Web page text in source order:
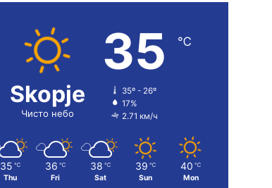
Skopje
Чисто небо
35 ℃
35º - 26º
17%
2.71 км/ч
35 ℃
Thu
36 ℃
Fri
38 ℃
Sat
39 ℃
Sun
40 ℃
Mon